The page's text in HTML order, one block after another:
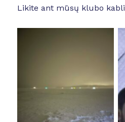
Likite ant mūsų klubo
No Caption